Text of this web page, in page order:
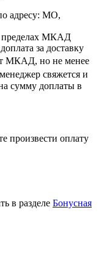
адресу: МО,
пределах МКАД
за доставку
МКАД, но не менее
свяжется и
сумму доплаты в
произвести оплату
в разделе Бонусная